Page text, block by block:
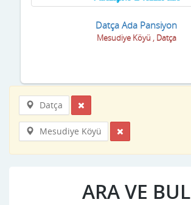
Datça Ada Pansiyon
Mesudiye Köyü , Datça
Datça
Mesudiye Köyü
ARA VE BUL